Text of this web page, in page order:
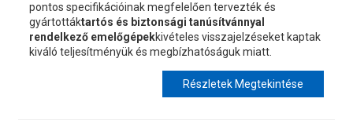
pontos specifikációinak megfelelően tervezték és
gyártottáktartós és biztonsági tanúsítvánnyal
rendelkező emelőgépekkivételes visszajelzéseket kaptak
kiváló teljesítményük és megbízhatóságuk miatt.
Részletek Megtekintése